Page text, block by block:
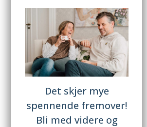
Det skjer mye
spennende fremover!
Bli med videre og